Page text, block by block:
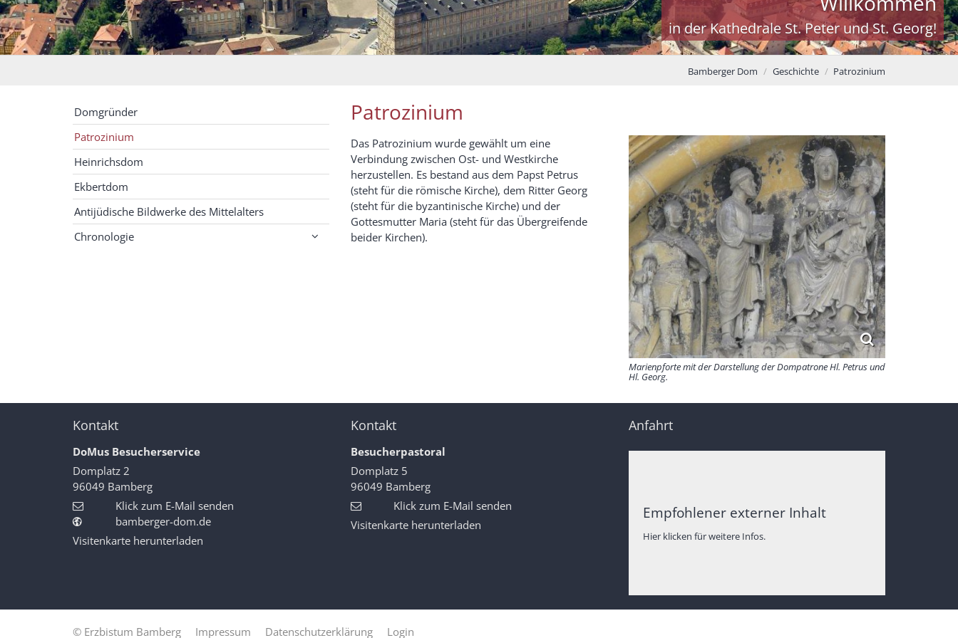
in der Kathedrale St. Peter und St. Georg!
Bamberger Dom Geschichte Patrozinium
Patrozinium
Marienpforte mit der Darstellung der Dompatrone Hl. Petrus und
Hl. Georg.
Das Patrozinium wurde gewählt um eine
Verbindung zwischen Ost- und Westkirche
herzustellen. Es bestand aus dem Papst Petrus
(steht für die römische Kirche), dem Ritter Georg
(steht für die byzantinische Kirche) und der
Gottesmutter Maria (steht für das Übergreifende
beider Kirchen).
Domgründer
Patrozinium
Heinrichsdom
Ekbertdom
Antijüdische Bildwerke des Mittelalters
Chronologie
Kontakt
DoMus Besucherservice
Domplatz 2
96049 Bamberg
Klick zum E-Mail senden
bamberger-dom.de
Visitenkarte herunterladen
Kontakt
Besucherpastoral
Domplatz 5
96049 Bamberg
Klick zum E-Mail senden
Visitenkarte herunterladen
Anfahrt
Empfohlener externer Inhalt
Hier klicken für weitere Infos.
© Erzbistum Bamberg Impressum Datenschutzerklärung Login